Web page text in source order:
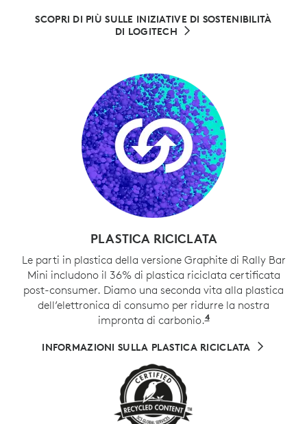
SCOPRI DI PIÙ SULLE INIZIATIVE DI SOSTENIBILITÀ
DI LOGITECH
PLASTICA RICICLATA
Le parti in plastica della versione Graphite di Rally Bar
Mini includono il 36% di plastica riciclata certificata
post-consumer. Diamo una seconda vita alla plastica
dell’elettronica di consumo per ridurre la nostra
impronta di carbonio.4Sono esclusi i
INFORMAZIONI SULLA PLASTICA RICICLATA